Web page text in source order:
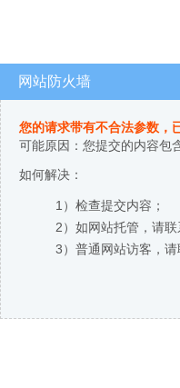
网站防火墙
您的请求带有不合法参数，
可能原因：您提交的内容包
如何解决：
1）检查提交内容；
2）如网站托管，请联
3）普通网站访客，请